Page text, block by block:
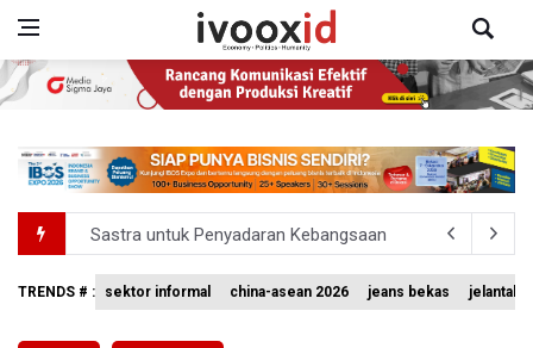
Sastra untuk Penyadaran Kebangsaan
Transjakarta Ditunjuk Kelola Transporasi Laut Menuju
TRENDS # : sektor informal china-asean 2026 jeans bekas jelantah